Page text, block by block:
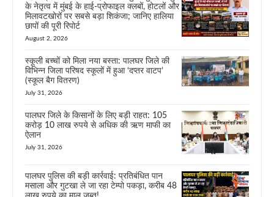
के नेतृत्व में मुंबई के हाई-प्रोफाइल क्लबों, होटलों और
मिलावटखोरों पर सबसे बड़ा शिकंजा; जानिए हालिया
छापों की पूरी रिपोर्ट
August 2, 2026
स्कूली बच्चों को मिला नया बस्ता: पालघर जिले की
विभिन्न जिला परिषद स्कूलों में हुआ ‘दप्तर वाटप’
(स्कूल बैग वितरण)
July 31, 2026
पालघर जिले के किसानों के लिए बड़ी राहत: 105
करोड़ 10 लाख रुपये से अधिक की ऋण माफी का
ऐलान
July 31, 2026
पालघर पुलिस की बड़ी कार्रवाई: प्रतिबंधित पान
मसाला और गुटखा ले जा रहा टेम्पो पकड़ा, करीब 48